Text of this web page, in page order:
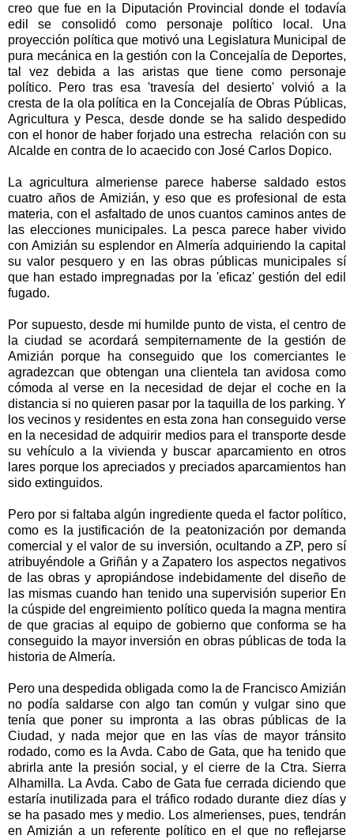
creo que fue en la Diputación Provincial donde el todavía
edil se consolidó como personaje político local. Una
proyección política que motivó una Legislatura Municipal de
pura mecánica en la gestión con la Concejalía de Deportes,
tal vez debida a las aristas que tiene como personaje
político. Pero tras esa 'travesía del desierto' volvió a la
cresta de la ola política en la Concejalía de Obras Públicas,
Agricultura y Pesca, desde donde se ha salido despedido
con el honor de haber forjado una estrecha relación con su
Alcalde en contra de lo acaecido con José Carlos Dopico.
La agricultura almeriense parece haberse saldado estos
cuatro años de Amizián, y eso que es profesional de esta
materia, con el asfaltado de unos cuantos caminos antes de
las elecciones municipales. La pesca parece haber vivido
con Amizián su esplendor en Almería adquiriendo la capital
su valor pesquero y en las obras públicas municipales sí
que han estado impregnadas por la 'eficaz' gestión del edil
fugado.
Por supuesto, desde mi humilde punto de vista, el centro de
la ciudad se acordará sempiternamente de la gestión de
Amizián porque ha conseguido que los comerciantes le
agradezcan que obtengan una clientela tan avidosa como
cómoda al verse en la necesidad de dejar el coche en la
distancia si no quieren pasar por la taquilla de los parking. Y
los vecinos y residentes en esta zona han conseguido verse
en la necesidad de adquirir medios para el transporte desde
su vehículo a la vivienda y buscar aparcamiento en otros
lares porque los apreciados y preciados aparcamientos han
sido extinguidos.
Pero por si faltaba algún ingrediente queda el factor político,
como es la justificación de la peatonización por demanda
comercial y el valor de su inversión, ocultando a ZP, pero sí
atribuyéndole a Griñán y a Zapatero los aspectos negativos
de las obras y apropiándose indebidamente del diseño de
las mismas cuando han tenido una supervisión superior En
la cúspide del engreimiento político queda la magna mentira
de que gracias al equipo de gobierno que conforma se ha
conseguido la mayor inversión en obras públicas de toda la
historia de Almería.
Pero una despedida obligada como la de Francisco Amizián
no podía saldarse con algo tan común y vulgar sino que
tenía que poner su impronta a las obras públicas de la
Ciudad, y nada mejor que en las vías de mayor tránsito
rodado, como es la Avda. Cabo de Gata, que ha tenido que
abrirla ante la presión social, y el cierre de la Ctra. Sierra
Alhamilla. La Avda. Cabo de Gata fue cerrada diciendo que
estaría inutilizada para el tráfico rodado durante diez días y
se ha pasado mes y medio. Los almerienses, pues, tendrán
en Amizián a un referente político en el que no reflejarse